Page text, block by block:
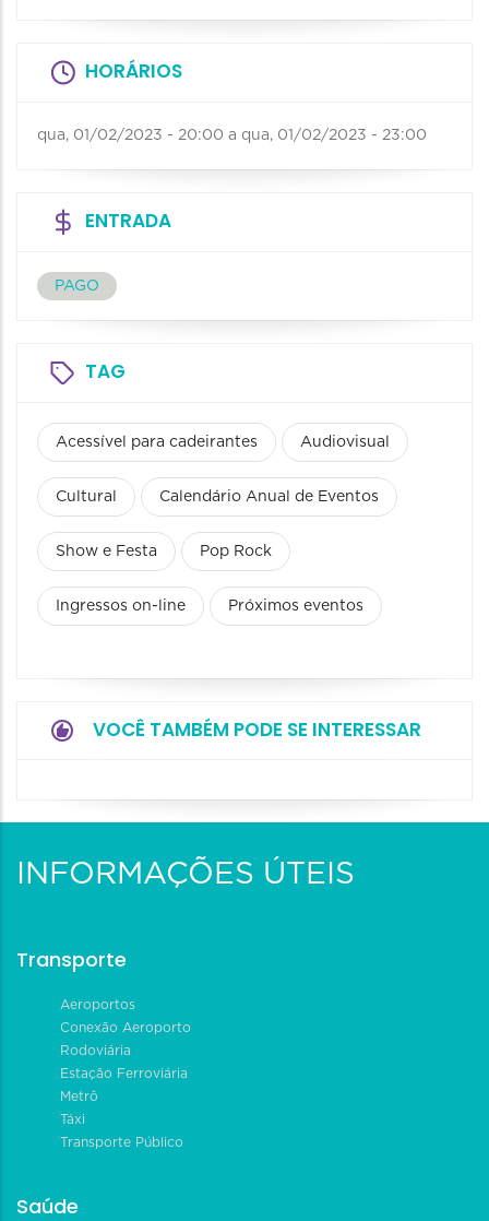
HORÁRIOS
qua, 01/02/2023 - 20:00 a qua, 01/02/2023 - 23:00
ENTRADA
PAGO
TAG
Acessível para cadeirantes Audiovisual
Cultural Calendário Anual de Eventos
Show e Festa Pop Rock
Ingressos on-line Próximos eventos
VOCÊ TAMBÉM PODE SE INTERESSAR
INFORMAÇÕES ÚTEIS
Transporte
Aeroportos
Conexão Aeroporto
Rodoviária
Estação Ferroviária
Metrô
Táxi
Transporte Público
Saúde